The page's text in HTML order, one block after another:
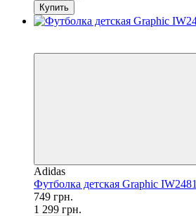
Купить
Adidas
Футболка детская Graphic IW2481
749 грн.
1 299 грн.